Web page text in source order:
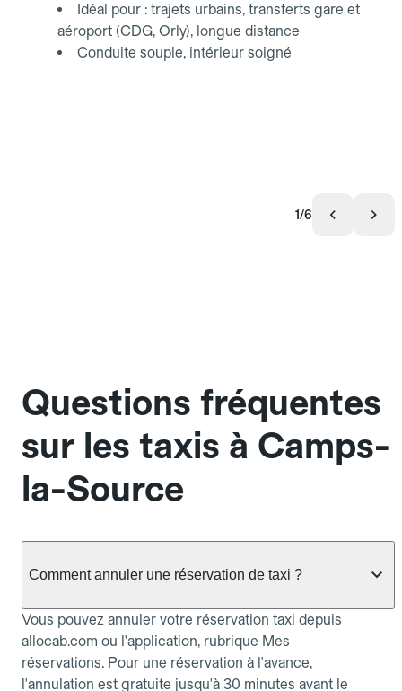
Idéal pour : trajets urbains, transferts gare et
aéroport (CDG, Orly), longue distance
Conduite souple, intérieur soigné
1/6
Questions fréquentes
sur les taxis à Camps-
la-Source
Comment annuler une réservation de taxi ?
Vous pouvez annuler votre réservation taxi depuis
allocab.com ou l'application, rubrique Mes
réservations. Pour une réservation à l'avance,
l'annulation est gratuite jusqu'à 30 minutes avant le